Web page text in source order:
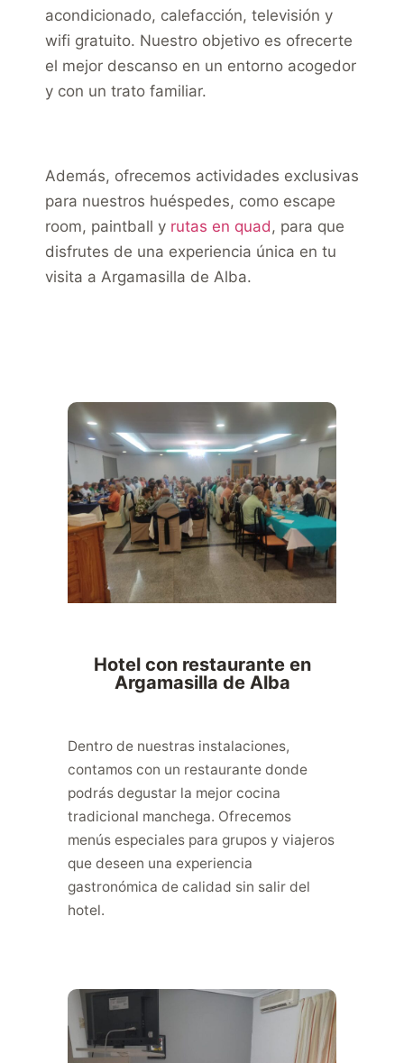
acondicionado, calefacción, televisión y
wifi gratuito. Nuestro objetivo es ofrecerte
el mejor descanso en un entorno acogedor
y con un trato familiar.
Además, ofrecemos actividades exclusivas
para nuestros huéspedes, como escape
room, paintball y rutas en quad, para que
disfrutes de una experiencia única en tu
visita a Argamasilla de Alba.
Hotel con restaurante en
Argamasilla de Alba
Dentro de nuestras instalaciones,
contamos con un restaurante donde
podrás degustar la mejor cocina
tradicional manchega. Ofrecemos
menús especiales para grupos y viajeros
que deseen una experiencia
gastronómica de calidad sin salir del
hotel.